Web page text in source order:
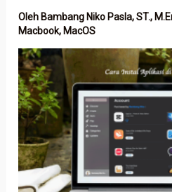
OlehBambang Niko Pasla, ST.,
Macbook,MacOS